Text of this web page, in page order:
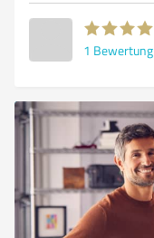
1 Bewertung